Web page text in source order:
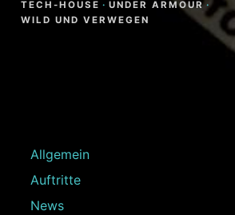
TECH-HOUSE · UNDER ARMOUR ·
WILD UND VERWEGEN
Allgemein
Auftritte
News